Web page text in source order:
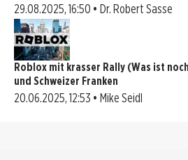
29.08.2025, 16:50 • Dr. Robert Sasse
Roblox mit krasser Rally (Was ist
und Schweizer Franken
20.06.2025, 12:53 • Mike Seidl